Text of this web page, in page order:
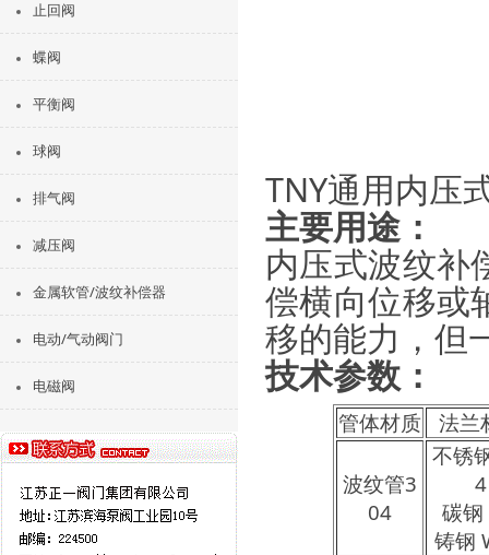
止回阀
蝶阀
平衡阀
球阀
排气阀
减压阀
金属软管/波纹补偿器
电动/气动阀门
电磁阀
TNY通用内压
主要用途：
内压式波纹补
偿横向位移或
移的能力，但
技术参数：
管体材质 法兰
波纹管3
04
不锈
4
碳钢
铸钢